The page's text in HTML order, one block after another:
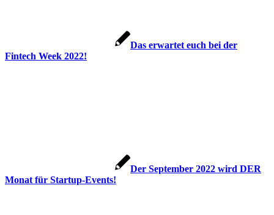
Das erwartet euch bei der
Fintech Week 2022!
Der September 2022 wird DER
Monat für Startup-Events!